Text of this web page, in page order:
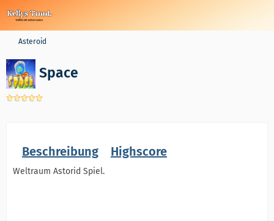
Asteroid
Space
Beschreibung Highscore
Weltraum Astorid Spiel.